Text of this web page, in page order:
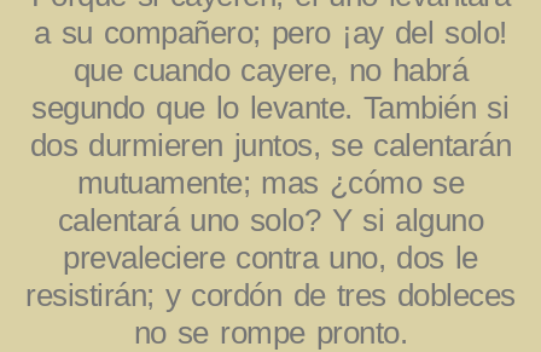
a su compañero; pero ¡ay del solo!
que cuando cayere, no habrá
segundo que lo levante. También si
dos durmieren juntos, se calentarán
mutuamente; mas ¿cómo se
calentará uno solo? Y si alguno
prevaleciere contra uno, dos le
resistirán; y cordón de tres dobleces
no se rompe pronto.